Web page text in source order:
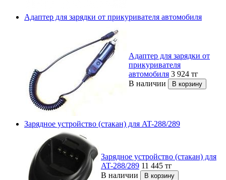
Адаптер для зарядки от прикуривателя автомобиля
Адаптер для зарядки от
прикуривателя
автомобиля 3 924 тг
В наличии
Зарядное устройство (стакан) для AT-288/289
Зарядное устройство (стакан) для
AT-288/289 11 445 тг
В наличии